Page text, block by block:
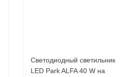
Светодиодный светильник
LED Park ALFA 40 W на